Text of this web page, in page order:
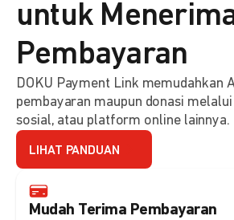
Mudah Terima Pembayaran
untuk
Pembayaran
DOKU Payment Link memudahkan
pembayaran maupun donasi
sosial, atau platform online lainnya.
LIHAT PANDUAN